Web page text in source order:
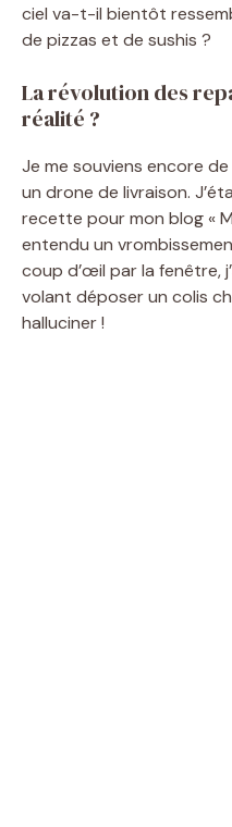
ciel va-t-il bientôt
de pizzas et de sushis ?
La révolution des
réalité ?
Je me souviens encore
un drone de livraison.
recette pour mon blog «
entendu un
coup d’œil par la fenêtre,
volant déposer un colis
halluciner !